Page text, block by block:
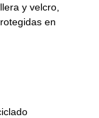
y velcro,
en